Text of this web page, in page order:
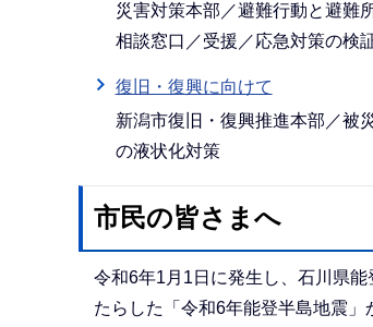
災害対策本部／避難行動と避難
相談窓口／受援／応急対策の検
復旧・復興に向けて
新潟市復旧・復興推進本部／被
の液状化対策
市民の皆さまへ
令和6年1月1日に発生し、石川県
たらした「令和6年能登半島地震」